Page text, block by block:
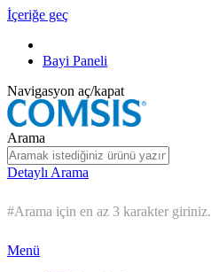
İçeriğe geç
Bayi Paneli
Navigasyon aç/kapat
Arama
Detaylı Arama
#Arama için en az 3 karakter giriniz.
Menü